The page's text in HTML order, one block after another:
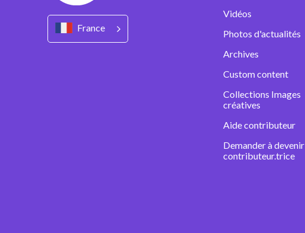
France
Vidéos
Photos d'actualités
Archives
Custom content
Collections Images
créatives
Aide contributeur
Demander à devenir
contributeur.trice